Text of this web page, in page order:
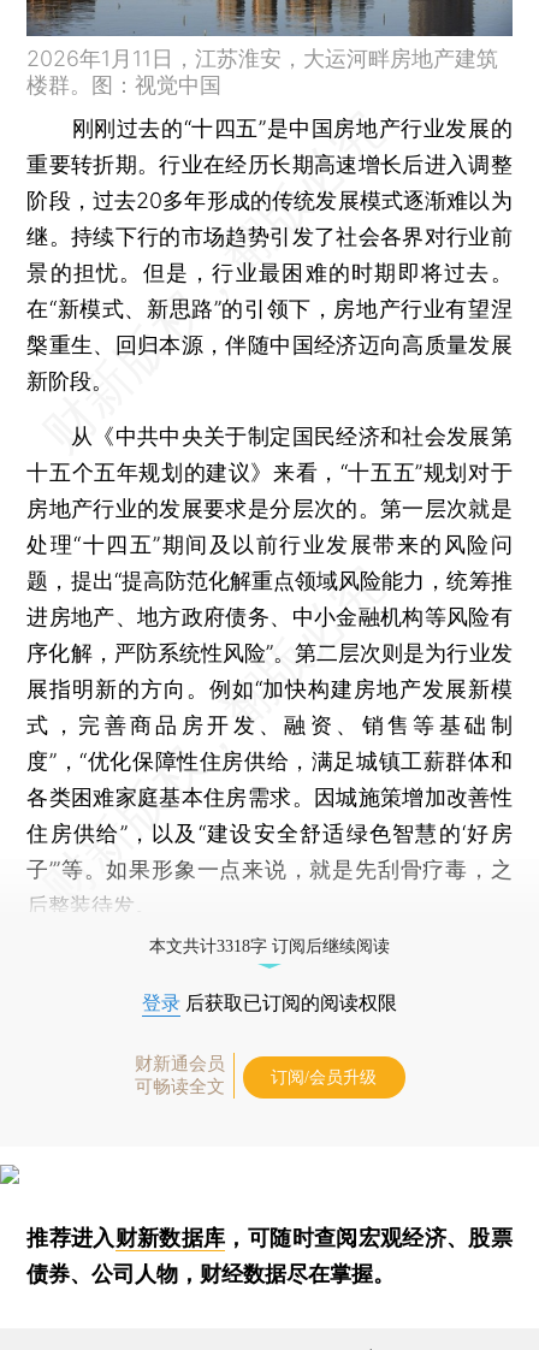
2026年1月11日，江苏淮安，大运河畔房地产建筑
楼群。图：视觉中国
刚刚过去的“十四五”是中国房地产行业发展的
重要转折期。行业在经历长期高速增长后进入调整
阶段，过去20多年形成的传统发展模式逐渐难以为
继。持续下行的市场趋势引发了社会各界对行业前
景的担忧。但是，行业最困难的时期即将过去。
在“新模式、新思路”的引领下，房地产行业有望涅
槃重生、回归本源，伴随中国经济迈向高质量发展
新阶段。
从《中共中央关于制定国民经济和社会发展第
十五个五年规划的建议》来看，“十五五”规划对于
房地产行业的发展要求是分层次的。第一层次就是
处理“十四五”期间及以前行业发展带来的风险问
题，提出“提高防范化解重点领域风险能力，统筹推
进房地产、地方政府债务、中小金融机构等风险有
序化解，严防系统性风险”。第二层次则是为行业发
展指明新的方向。例如“加快构建房地产发展新模
式，完善商品房开发、融资、销售等基础制
度”，“优化保障性住房供给，满足城镇工薪群体和
各类困难家庭基本住房需求。因城施策增加改善性
住房供给”，以及“建设安全舒适绿色智慧的‘好房
子’”等。如果形象一点来说，就是先刮骨疗毒，之
后整装待发。
本文共计3318字 订阅后继续阅读
登录 后获取已订阅的阅读权限
财新通会员
可畅读全文
订阅/会员升级
推荐进入财新数据库 ，可随时查阅宏观经济、股票
债券、公司人物，财经数据尽在掌握。